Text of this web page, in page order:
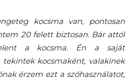
kocsma van, pontosan
20 felett biztosan. Bár attól
a kocsma. Én a saját
kocsmaként, valakinek
érzem ezt a szóhasználatot,